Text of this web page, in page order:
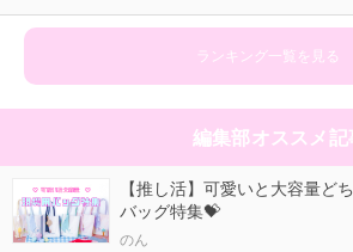
ランキング一覧を見る
編集部オススメ記
【推し活】可愛いと大容量ど
バッグ特集💝
のん